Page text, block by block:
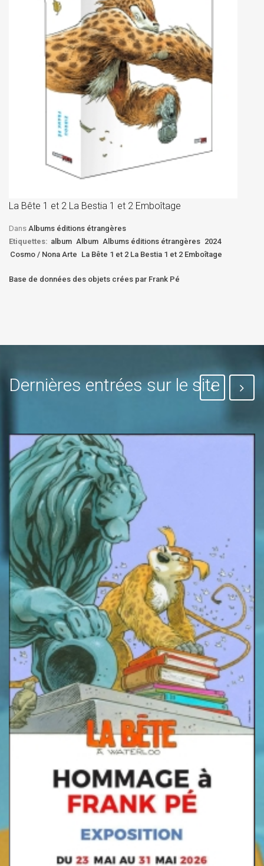
La Bête 1 et 2 La Bestia 1 et 2 Emboîtage
Dans Albums éditions étrangères
Etiquettes: album Album Albums éditions étrangères 2024
Cosmo / Nona Arte La Bête 1 et 2 La Bestia 1 et 2 Emboîtage
Base de données des objets crées par Frank Pé
Dernières entrées sur le site